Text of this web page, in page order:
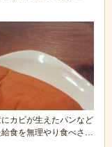
カビが生えたパンなど
食を無理やり食べさせ